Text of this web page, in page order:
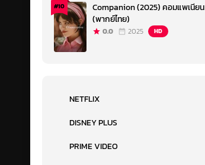
#10
Companion (2025) คอมแพเนียน
(พากย์ไทย)
0.0 2025 HD
NETFLIX
DISNEY PLUS
PRIME VIDEO